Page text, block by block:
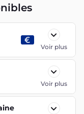
Voir plus
Voir plus